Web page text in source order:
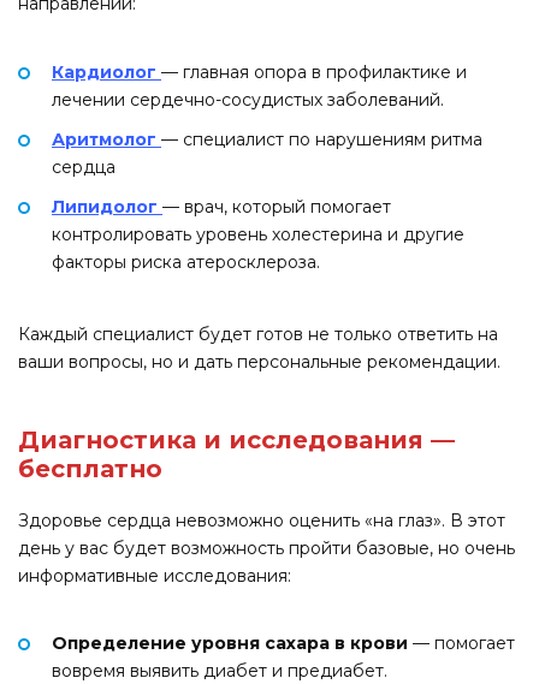
Кардиолог — главная опора в профилактике и
лечении сердечно-сосудистых заболеваний.
Аритмолог — специалист по нарушениям ритма
сердца
Липидолог — врач, который помогает
контролировать уровень холестерина и другие
факторы риска атеросклероза.
Каждый специалист будет готов не только ответить на
ваши вопросы, но и дать персональные рекомендации.
Диагностика и исследования —
бесплатно
Здоровье сердца невозможно оценить «на глаз». В этот
день у вас будет возможность пройти базовые, но очень
информативные исследования:
Определение уровня сахара в крови — помогает
вовремя выявить диабет и предиабет.